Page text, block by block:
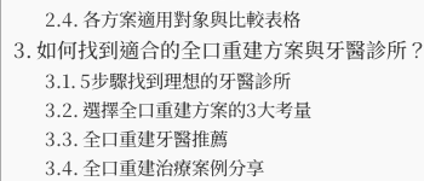
各方案適用對象與比較表格
如何找到適合的全口重建方案與牙醫診所？
5步驟找到理想的牙醫診所
選擇全口重建方案的3大考量
全口重建牙醫推薦
全口重建治療案例分享